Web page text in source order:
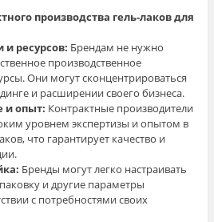
производства гель-лаков для
ресурсов: Брендам не нужно
производственное
Они могут сконцентрироваться
и расширении своего бизнеса.
и опыт: Контрактные производители
уровнем экспертизы и опытом в
что гарантирует качество и
Бренды могут легко настраивать
и другие параметры
с потребностями своих